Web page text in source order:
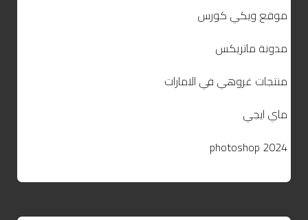
موقع ويكي كورس
مدونة ماتريكس
منتجات غروهي في الامارات
ماي ايجي
photoshop 2024